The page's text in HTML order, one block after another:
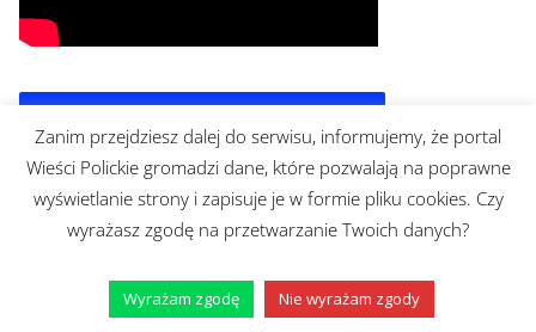
Bronisław Cieślak w Bibliotece Nova
Zanim przejdziesz dalej do serwisu, informujemy, że portal
Wieści Polickie gromadzi dane, które pozwalają na poprawne
wyświetlanie strony i zapisuje je w formie pliku cookies. Czy
wyrażasz zgodę na przetwarzanie Twoich danych?
Wyrażam zgodę Nie wyrażam zgody